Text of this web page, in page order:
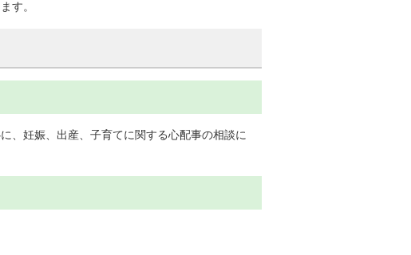
す。
、妊娠、出産、子育てに関する心配事の相談に